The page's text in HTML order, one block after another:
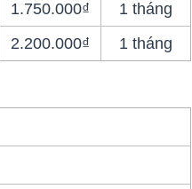
1.750.000₫
1 tháng
2.200.000₫ 1 tháng